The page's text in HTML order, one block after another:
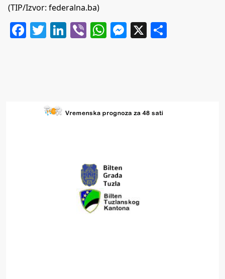
(TIP/Izvor: federalna.ba)
Facebook
Twitter
LinkedIn
ViberWhatsApp
Messenger
X